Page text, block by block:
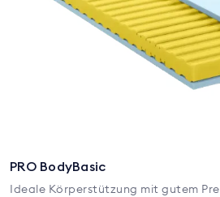
PRO BodyBasic
Ideale Körperstützung mit gutem